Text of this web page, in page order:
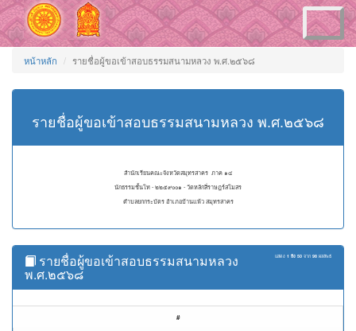
Toggle
navigation
หน้าหลัก รายชื่อผู้ขอเข้าสอบธรรมสนามหลวง พ.ศ.๒๕๖๘
รายชื่อผู้ขอเข้าสอบธรรมสนามหลวง พ.ศ.๒๕๖๘
สำนักเรียนคณะจังหวัดสมุทรสาคร ภาค ๑๔
นักธรรมชั้นโท - ๒๒๕๙๐๐๑ - วัดหลักสี่ราษฎร์สโมสร
ตำบลยกกระบัตร อำเภอบ้านแพ้ว สมุทรสาคร
แสดง 1 ถึง 50 จาก 98 ผลลัพธ์
รายชื่อผู้ขอเข้าสอบธรรมสนามหลวง
พ.ศ.๒๕๖๘
#